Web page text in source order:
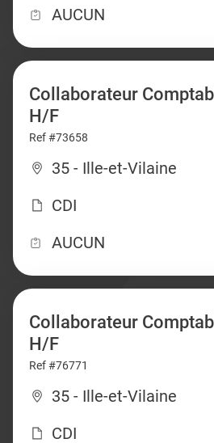
AUCUN
Collaborateur
H/F
Ref #73658
35 - Ille-et-Vilaine
CDI
AUCUN
Collaborateur
H/F
Ref #76771
35 - Ille-et-Vilaine
CDI